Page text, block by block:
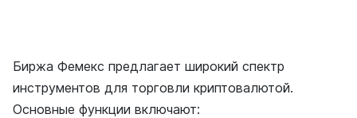
Биржа Фемекс предлагает широкий спектр
инструментов для торговли криптовалютой.
Основные функции включают: